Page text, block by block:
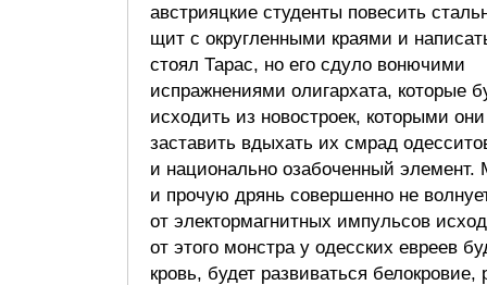
австрияцкие студенты повесить
щит с округленными краями и
стоял Тарас, но его сдуло вонючими
испражнениями олигархата, которые
исходить из новостроек, которыми они
заставить вдыхать их смрад
и национально озабоченный элемент.
и прочую дрянь совершенно не
от электормагнитных импульсов
от этого монстра у одесских евреев
кровь, будет развиваться белокровие,